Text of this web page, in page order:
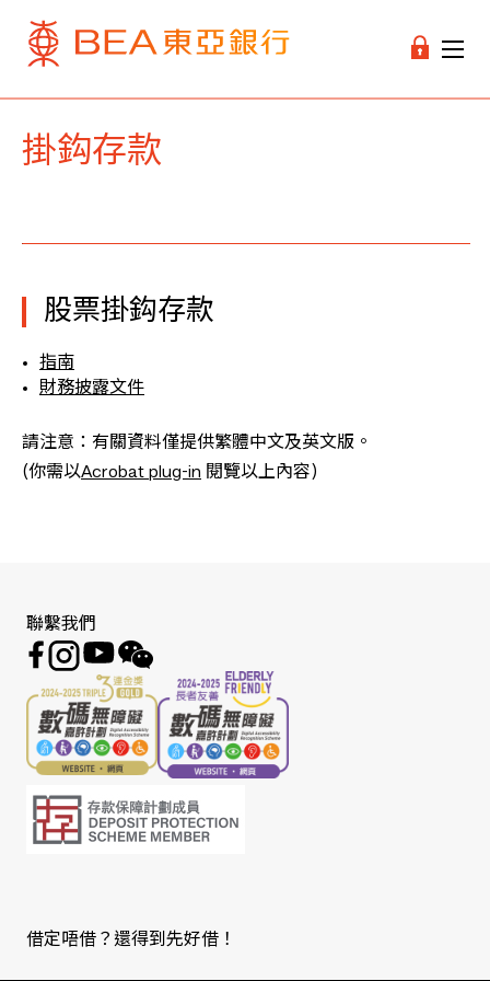
掛鈎存款
股票掛鈎存款
指南
財務披露文件
請注意：有關資料僅提供繁體中文及英文版。
(你需以Acrobat plug-in 閱覽以上內容)
聯繫我們
借定唔借？還得到先好借！